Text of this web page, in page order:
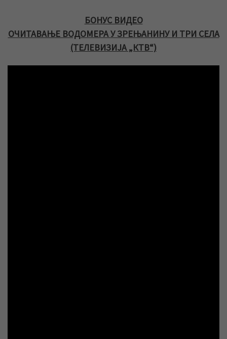
БОНУС ВИДЕО
ОЧИТАВАЊЕ ВОДОМЕРА У ЗРЕЊАНИНУ И ТРИ СЕЛА
(ТЕЛЕВИЗИЈА „КТВ“)